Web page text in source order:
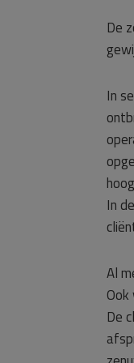
De
In
In
Al
De